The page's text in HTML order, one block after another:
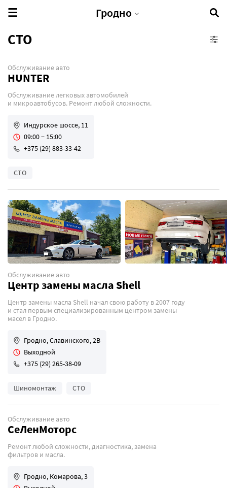
Гродно
АЗС
Электрозаправка
Автомагазин
Автомойка
СТО
Техосмотр
Автошколы
СТО
Обслуживание авто
HUNTER
Обслуживание легковых автомобилей
и микроавтобусов. Ремонт любой сложности.
Индурское шоссе, 11
09:00 − 15:00
+375 (29) 883-33-42
СТО
Обслуживание авто
Центр замены масла Shell
Центр замены масла Shell начал свою работу в 2007 году
и стал первым специализированным центром замены
масел в Гродно.
Гродно, Славинского, 2В
Выходной
+375 (29) 265-38-09
Шиномонтаж СТО
Обслуживание авто
СеЛенМоторс
Ремонт любой сложности, диагностика, замена
фильтров и масла.
Гродно, Комарова, 3